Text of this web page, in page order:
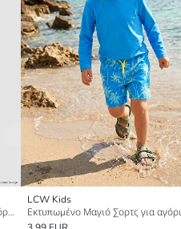
Γρήγορο Στέγνωμα Μαγιό Σορτς για αγόρια
LCW Kids
Εκτυπωμένο Μαγιό Σορτς για